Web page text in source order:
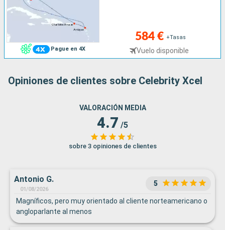
Pague en 4X
584 € +Tasas
Vuelo disponible
Opiniones de clientes sobre Celebrity Xcel
VALORACIÓN MEDIA
4.7 /5
sobre 3 opiniones de clientes
Antonio G.
01/08/2026
5
Magníficos, pero muy orientado al cliente norteamericano o
angloparlante al menos